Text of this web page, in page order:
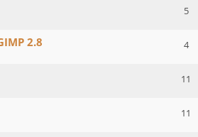
5
2.8 4
11
11